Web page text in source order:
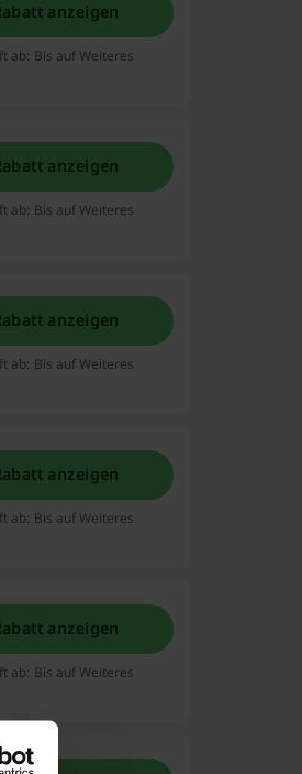
anzeigen
ab: Bis auf Weiteres
anzeigen
ab: Bis auf Weiteres
anzeigen
ab: Bis auf Weiteres
anzeigen
ab: Bis auf Weiteres
anzeigen
ab: Bis auf Weiteres